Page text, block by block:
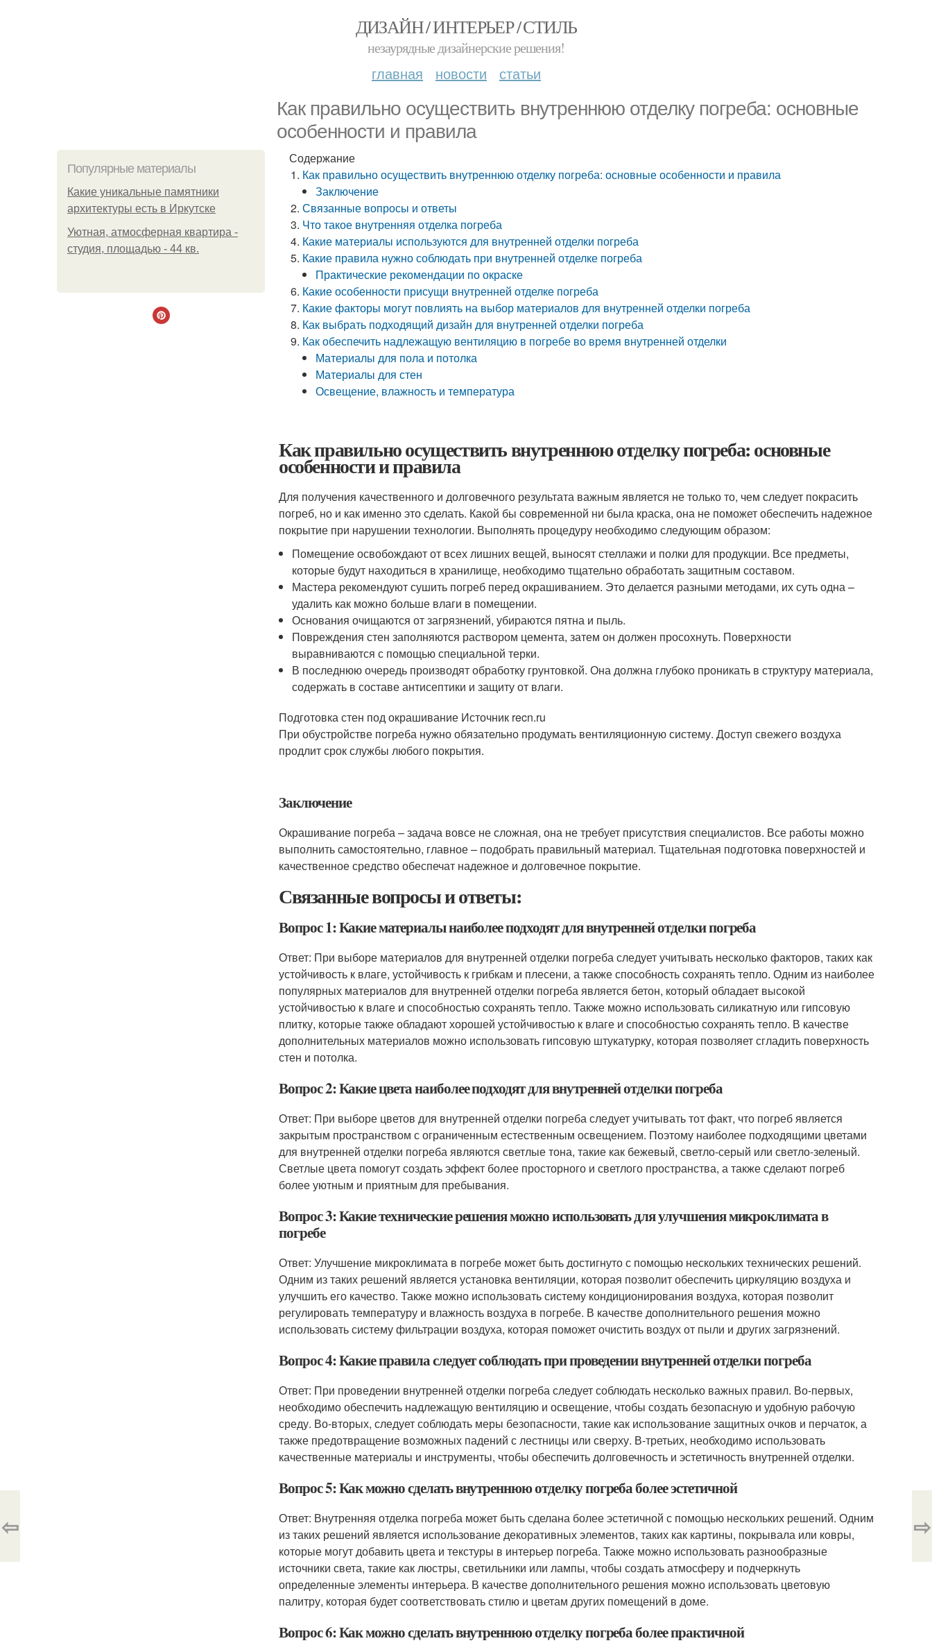
ДИЗАЙН / ИНТЕРЬЕР / СТИЛЬ
незаурядные дизайнерские решения!
главная новости статьи
Как правильно осуществить внутреннюю отделку погреба: основные
особенности и правила
Популярные материалы
Какие уникальные памятники
архитектуры есть в Иркутске
Уютная, атмосферная квартира -
студия, площадью - 44 кв.
Содержание
Как правильно осуществить внутреннюю отделку погреба: основные особенности и правила
Заключение
Связанные вопросы и ответы
Что такое внутренняя отделка погреба
Какие материалы используются для внутренней отделки погреба
Какие правила нужно соблюдать при внутренней отделке погреба
Практические рекомендации по окраске
Какие особенности присущи внутренней отделке погреба
Какие факторы могут повлиять на выбор материалов для внутренней отделки погреба
Как выбрать подходящий дизайн для внутренней отделки погреба
Как обеспечить надлежащую вентиляцию в погребе во время внутренней отделки
Материалы для пола и потолка
Материалы для стен
Освещение, влажность и температура
Как правильно осуществить внутреннюю отделку погреба: основные
особенности и правила
Для получения качественного и долговечного результата важным является не только то, чем следует покрасить
погреб, но и как именно это сделать. Какой бы современной ни была краска, она не поможет обеспечить надежное
покрытие при нарушении технологии. Выполнять процедуру необходимо следующим образом:
Помещение освобождают от всех лишних вещей, выносят стеллажи и полки для продукции. Все предметы,
которые будут находиться в хранилище, необходимо тщательно обработать защитным составом.
Мастера рекомендуют сушить погреб перед окрашиванием. Это делается разными методами, их суть одна –
удалить как можно больше влаги в помещении.
Основания очищаются от загрязнений, убираются пятна и пыль.
Повреждения стен заполняются раствором цемента, затем он должен просохнуть. Поверхности
выравниваются с помощью специальной терки.
В последнюю очередь производят обработку грунтовкой. Она должна глубоко проникать в структуру материала,
содержать в составе антисептики и защиту от влаги.
Подготовка стен под окрашивание Источник recn.ru
При обустройстве погреба нужно обязательно продумать вентиляционную систему. Доступ свежего воздуха
продлит срок службы любого покрытия.
Заключение
Окрашивание погреба – задача вовсе не сложная, она не требует присутствия специалистов. Все работы можно
выполнить самостоятельно, главное – подобрать правильный материал. Тщательная подготовка поверхностей и
качественное средство обеспечат надежное и долговечное покрытие.
Связанные вопросы и ответы:
Вопрос 1: Какие материалы наиболее подходят для внутренней отделки погреба
Ответ: При выборе материалов для внутренней отделки погреба следует учитывать несколько факторов, таких как
устойчивость к влаге, устойчивость к грибкам и плесени, а также способность сохранять тепло. Одним из наиболее
популярных материалов для внутренней отделки погреба является бетон, который обладает высокой
устойчивостью к влаге и способностью сохранять тепло. Также можно использовать силикатную или гипсовую
плитку, которые также обладают хорошей устойчивостью к влаге и способностью сохранять тепло. В качестве
дополнительных материалов можно использовать гипсовую штукатурку, которая позволяет сгладить поверхность
стен и потолка.
Вопрос 2: Какие цвета наиболее подходят для внутренней отделки погреба
Ответ: При выборе цветов для внутренней отделки погреба следует учитывать тот факт, что погреб является
закрытым пространством с ограниченным естественным освещением. Поэтому наиболее подходящими цветами
для внутренней отделки погреба являются светлые тона, такие как бежевый, светло-серый или светло-зеленый.
Светлые цвета помогут создать эффект более просторного и светлого пространства, а также сделают погреб
более уютным и приятным для пребывания.
Вопрос 3: Какие технические решения можно использовать для улучшения микроклимата в
погребе
Ответ: Улучшение микроклимата в погребе может быть достигнуто с помощью нескольких технических решений.
Одним из таких решений является установка вентиляции, которая позволит обеспечить циркуляцию воздуха и
улучшить его качество. Также можно использовать систему кондиционирования воздуха, которая позволит
регулировать температуру и влажность воздуха в погребе. В качестве дополнительного решения можно
использовать систему фильтрации воздуха, которая поможет очистить воздух от пыли и других загрязнений.
Вопрос 4: Какие правила следует соблюдать при проведении внутренней отделки погреба
Ответ: При проведении внутренней отделки погреба следует соблюдать несколько важных правил. Во-первых,
необходимо обеспечить надлежащую вентиляцию и освещение, чтобы создать безопасную и удобную рабочую
среду. Во-вторых, следует соблюдать меры безопасности, такие как использование защитных очков и перчаток, а
также предотвращение возможных падений с лестницы или сверху. В-третьих, необходимо использовать
качественные материалы и инструменты, чтобы обеспечить долговечность и эстетичность внутренней отделки.
Вопрос 5: Как можно сделать внутреннюю отделку погреба более эстетичной
Ответ: Внутренняя отделка погреба может быть сделана более эстетичной с помощью нескольких решений. Одним
из таких решений является использование декоративных элементов, таких как картины, покрывала или ковры,
которые могут добавить цвета и текстуры в интерьер погреба. Также можно использовать разнообразные
источники света, такие как люстры, светильники или лампы, чтобы создать атмосферу и подчеркнуть
определенные элементы интерьера. В качестве дополнительного решения можно использовать цветовую
палитру, которая будет соответствовать стилю и цветам других помещений в доме.
Вопрос 6: Как можно сделать внутреннюю отделку погреба более практичной
⇦ ⇨